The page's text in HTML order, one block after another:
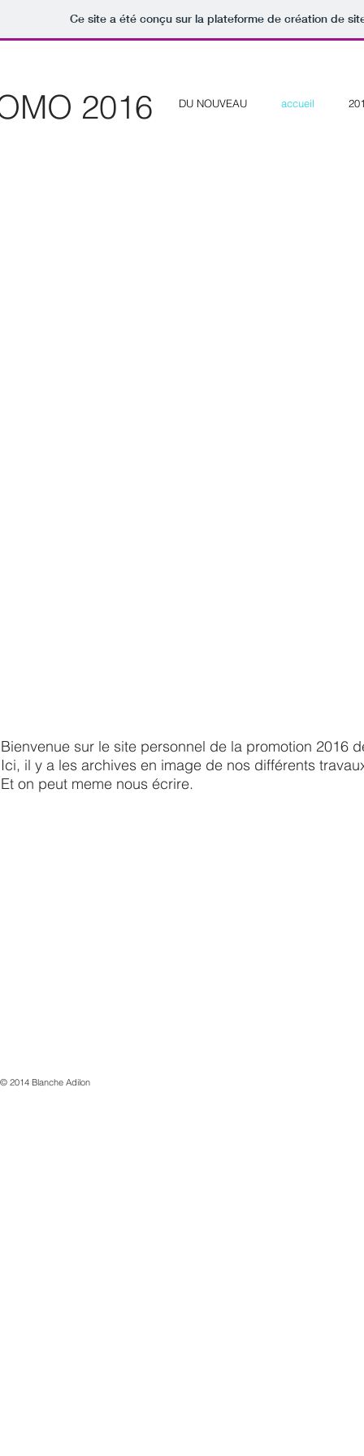
Ce site a été conçu sur la plateforme de création de
2016 DU NOUVEAU accueil
Bienvenue sur le site personnel de la promotion 2016
Ici, il y a les archives en image de nos différents
Et on peut meme nous écrire.
© 2014 Blanche Adilon